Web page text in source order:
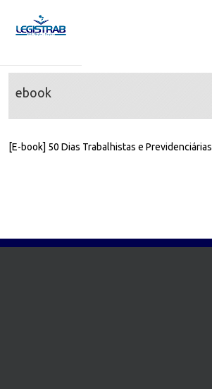
ebook
[E-book] 50 Dias Trabalhistas e Previdenciárias